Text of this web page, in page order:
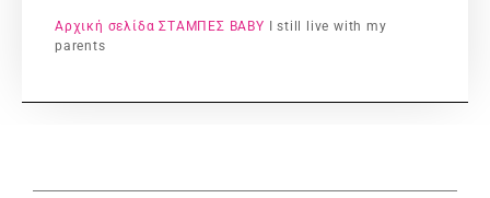
Αρχική σελίδα ΣΤΑΜΠΕΣ BABY
I still live with my
parents